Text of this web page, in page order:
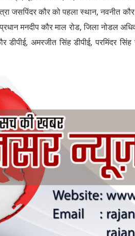
जसपिंदर कौर को पहला स्थान, नवनीत
मनदीप कौर माल रोड, जिला नोडल
डीपीई, अमरजीत सिंह डीपीई, परमिंदर